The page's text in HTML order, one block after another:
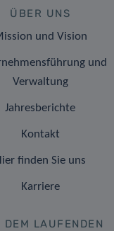
ÜBER UNS
und Vision
und
Verwaltung
Jahresberichte
Kontakt
finden Sie uns
Karriere
DEM LAUFENDEN